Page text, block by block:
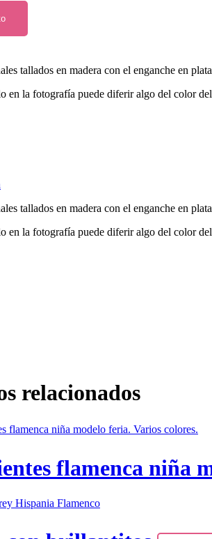
tallados en madera con el enganche en
en la fotografía puede diferir algo del color
tallados en madera con el enganche en
en la fotografía puede diferir algo del color
relacionados
flamenca niña